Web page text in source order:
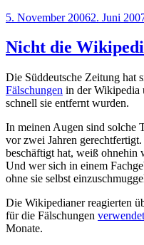
Veröffentlicht
5. November 20062. Juni
Nicht die
Die Süddeutsche Zeitung hat
Fälschungen in der Wikipedia
schnell sie entfernt wurden.
In meinen Augen sind solche
vor zwei Jahren
beschäftigt hat, weiß ohnehin
Und wer sich in einem
ohne sie selbst
Die Wikipedianer reagierten
für die Fälschungen
Monate.